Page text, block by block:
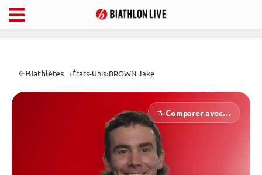
Biathlètes ›États-Unis›BROWN Jake
Comparer avec…